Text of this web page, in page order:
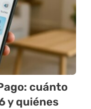
cuánto
y quiénes